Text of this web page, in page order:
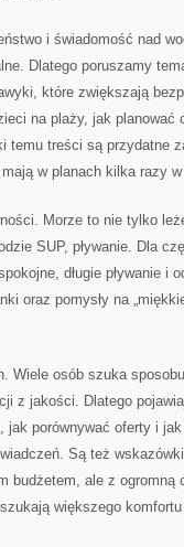
i świadomość nad
Dlatego poruszamy
które zwiększają
na plaży, jak planować
temu treści są przydatne
w planach kilka razy
Morze to nie tylko
SUP, pływanie. Dla
długie pływanie i
oraz pomysły na
Wiele osób szuka
z jakości. Dlatego
jak porównywać oferty i
Są też
budżetem, ale z
większego